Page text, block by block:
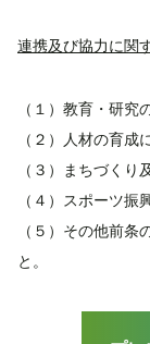
連携及び協力に関
（１）教育・研究
（２）人材の育成
（３）まちづくり
（４）スポーツ振
（５）その他前
と。